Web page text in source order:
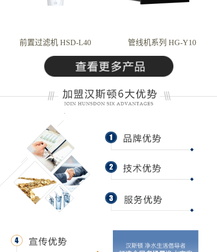
前置过滤机 HSD-L40 管线机系列 HG-Y10